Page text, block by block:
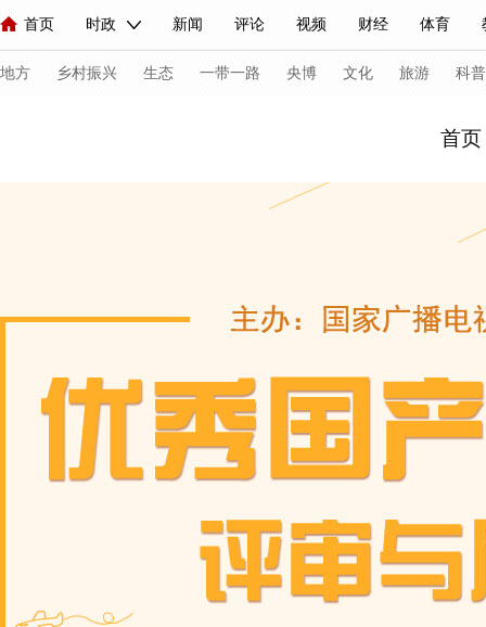
首页 时政 新闻 评论 视频 财经 体育
人民领袖习近平 联播+ 中国领导人 央视快评 习式妙语
直播 栏目大全 节目单 听音 微视频 主持人
海外频道 iPanda English Монгол
地方 乡村振兴 生态 一带一路 央博 文化 旅游 科普
纪录片网
小央直播 直播中国 熊猫频道
现场 前线 快看 蓝海中国 新兵请入列
竞猜 2026年世界杯 2026年冬奥会
VIP会员 CCTV奥林匹克频道 生活体育大会
乡村振兴 生态环境 一带一路 央博
大国保险 云顶对话 云起
首页